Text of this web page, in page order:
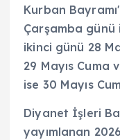
Kurban
Çarşamba günü
ikinci günü 28
29 Mayıs Cuma
ise 30 Mayıs
Diyanet İşleri
yayımlanan